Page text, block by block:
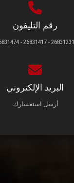
رقم التليفون
26831231 - 26831417 - 26831474
البريد الإلكتروني
أرسل استفسارك.